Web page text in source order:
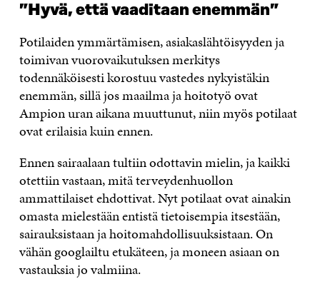
”Hyvä, että vaaditaan enemmän”
Potilaiden ymmärtämisen, asiakaslähtöisyyden ja
toimivan vuorovaikutuksen merkitys
todennäköisesti korostuu vastedes nykyistäkin
enemmän, sillä jos maailma ja hoitotyö ovat
Ampion uran aikana muuttunut, niin myös potilaat
ovat erilaisia kuin ennen.
Ennen sairaalaan tultiin odottavin mielin, ja kaikki
otettiin vastaan, mitä terveydenhuollon
ammattilaiset ehdottivat. Nyt potilaat ovat ainakin
omasta mielestään entistä tietoisempia itsestään,
sairauksistaan ja hoitomahdollisuuksistaan. On
vähän googlailtu etukäteen, ja moneen asiaan on
vastauksia jo valmiina.